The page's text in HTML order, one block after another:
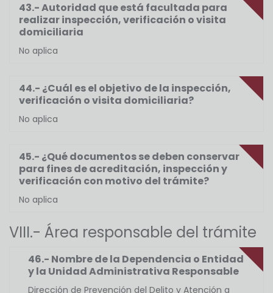
43.- Autoridad que está facultada para
realizar inspección, verificación o visita
domiciliaria
No aplica
44.- ¿Cuál es el objetivo de la inspección,
verificación o visita domiciliaria?
No aplica
45.- ¿Qué documentos se deben conservar
para fines de acreditación, inspección y
verificación con motivo del trámite?
No aplica
VIII.- Área responsable del trámite
46.- Nombre de la Dependencia o Entidad
y la Unidad Administrativa Responsable
Dirección de Prevención del Delito y Atención a